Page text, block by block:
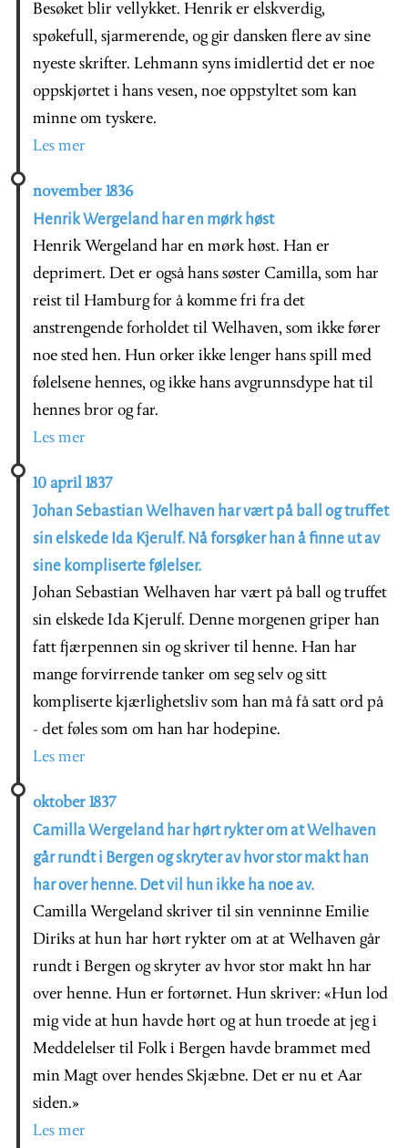
Besøket blir vellykket. Henrik er elskverdig,
spøkefull, sjarmerende, og gir dansken flere av sine
nyeste skrifter. Lehmann syns imidlertid det er noe
oppskjørtet i hans vesen, noe oppstyltet som kan
minne om tyskere.
Les mer
november 1836
Henrik Wergeland har en mørk høst
Henrik Wergeland har en mørk høst. Han er
deprimert. Det er også hans søster Camilla, som har
reist til Hamburg for å komme fri fra det
anstrengende forholdet til Welhaven, som ikke fører
noe sted hen. Hun orker ikke lenger hans spill med
følelsene hennes, og ikke hans avgrunnsdype hat til
hennes bror og far.
Les mer
10 april 1837
Johan Sebastian Welhaven har vært på ball og truffet
sin elskede Ida Kjerulf. Nå forsøker han å finne ut av
sine kompliserte følelser.
Johan Sebastian Welhaven har vært på ball og truffet
sin elskede Ida Kjerulf. Denne morgenen griper han
fatt fjærpennen sin og skriver til henne. Han har
mange forvirrende tanker om seg selv og sitt
kompliserte kjærlighetsliv som han må få satt ord på
- det føles som om han har hodepine.
Les mer
oktober 1837
Camilla Wergeland har hørt rykter om at Welhaven
går rundt i Bergen og skryter av hvor stor makt han
har over henne. Det vil hun ikke ha noe av.
Camilla Wergeland skriver til sin venninne Emilie
Diriks at hun har hørt rykter om at at Welhaven går
rundt i Bergen og skryter av hvor stor makt hn har
over henne. Hun er fortørnet. Hun skriver: «Hun lod
mig vide at hun havde hørt og at hun troede at jeg i
Meddelelser til Folk i Bergen havde brammet med
min Magt over hendes Skjæbne. Det er nu et Aar
siden.»
Les mer